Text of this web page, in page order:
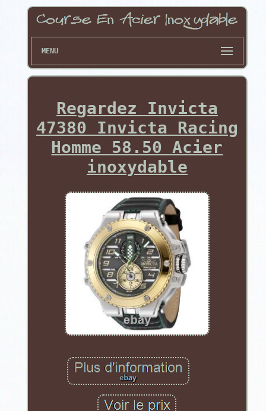
MENU
Regardez Invicta
47380 Invicta Racing
Homme 58.50 Acier
inoxydable